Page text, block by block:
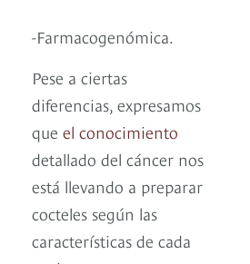
-Farmacogenómica.
Pese a ciertas
diferencias, expresamos
que el conocimiento
detallado del cáncer nos
está llevando a preparar
cocteles según las
características de cada